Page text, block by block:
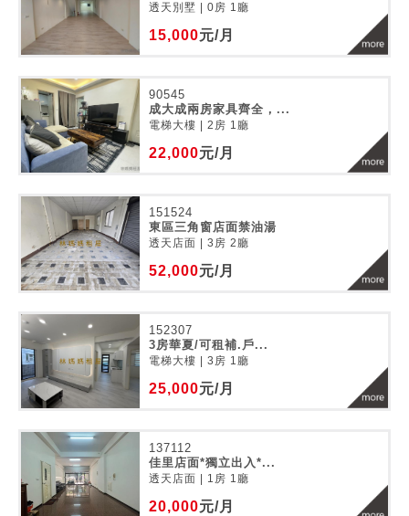
透天別墅 | 0房 1廳
15,000元/月
90545
成大成兩房家具齊全，...
電梯大樓 | 2房 1廳
22,000元/月
151524
東區三角窗店面禁油湯
透天店面 | 3房 2廳
52,000元/月
152307
3房華夏/可租補.戶...
電梯大樓 | 3房 1廳
25,000元/月
137112
佳里店面*獨立出入*...
透天店面 | 1房 1廳
20,000元/月